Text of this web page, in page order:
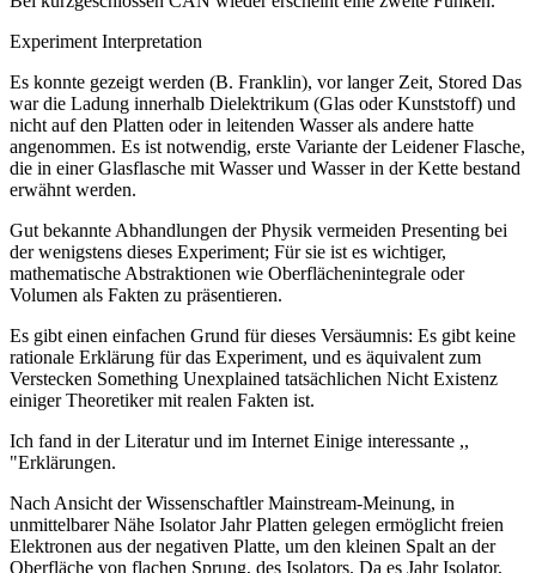
Experiment Interpretation
Es konnte gezeigt werden (B. Franklin), vor langer Zeit, Stored Das
war die Ladung innerhalb Dielektrikum (Glas oder Kunststoff) und
nicht auf den Platten oder in leitenden Wasser als andere hatte
angenommen. Es ist notwendig, erste Variante der Leidener Flasche,
die in einer Glasflasche mit Wasser und Wasser in der Kette bestand
erwähnt werden.
Gut bekannte Abhandlungen der Physik vermeiden Presenting bei
der wenigstens dieses Experiment; Für sie ist es wichtiger,
mathematische Abstraktionen wie Oberflächenintegrale oder
Volumen als Fakten zu präsentieren.
Es gibt einen einfachen Grund für dieses Versäumnis: Es gibt keine
rationale Erklärung für das Experiment, und es äquivalent zum
Verstecken Something Unexplained tatsächlichen Nicht Existenz
einiger Theoretiker mit realen Fakten ist.
Ich fand in der Literatur und im Internet Einige interessante ,,
"Erklärungen.
Nach Ansicht der Wissenschaftler Mainstream-Meinung, in
unmittelbarer Nähe Isolator Jahr Platten gelegen ermöglicht freien
Elektronen aus der negativen Platte, um den kleinen Spalt an der
Oberfläche von flachen Sprung, des Isolators. Da es Jahr Isolator,